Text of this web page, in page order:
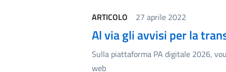
ARTICOLO 27 aprile 2022
Al via gli avvisi per la
Sulla piattaforma PA digitale 2026,
web